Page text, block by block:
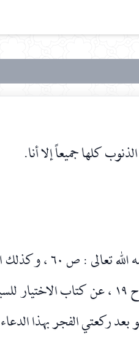
كلها جميعاً إلا أنا.
جاء في مفاتيح الجنان للشيخ عباس القمي
للعلامة المجلسي رحمه الله تعالى : ج ٨٤ ص ٣٣٩ ح ١٩ ، عن كتاب
بعد ركعتي الفجر بهذا